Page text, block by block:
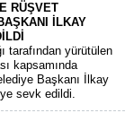
RÜŞVET
İLKAY
tarafından yürütülen
kapsamında
Başkanı İlkay
sevk edildi.